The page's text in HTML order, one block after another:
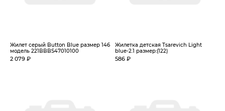
Жилет серый Button Blue размер 146
модель 221BBBS47010100
2 079 ₽
Жилетка детская Tsarevich Light
blue-2.1 размер:(122)
586 ₽